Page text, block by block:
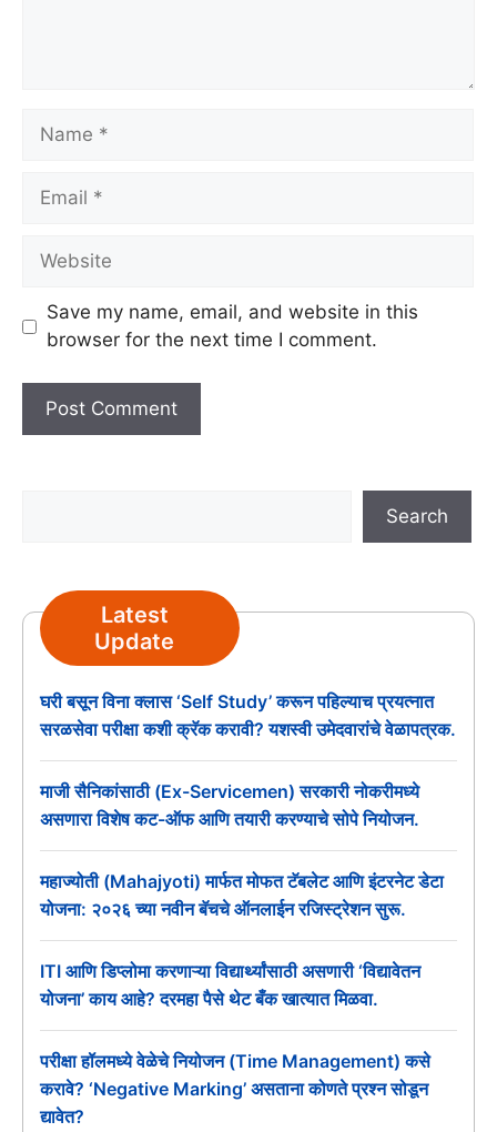
Name
Email
Website
Save my name, email, and website in this
browser for the next time I comment.
Search
Latest
Update
घरी बसून विना क्लास ‘Self Study’ करून पहिल्याच प्रयत्नात
सरळसेवा परीक्षा कशी क्रॅक करावी? यशस्वी उमेदवारांचे वेळापत्रक.
माजी सैनिकांसाठी (Ex-Servicemen) सरकारी नोकरीमध्ये
असणारा विशेष कट-ऑफ आणि तयारी करण्याचे सोपे नियोजन.
महाज्योती (Mahajyoti) मार्फत मोफत टॅबलेट आणि इंटरनेट डेटा
योजना: २०२६ च्या नवीन बॅचचे ऑनलाईन रजिस्ट्रेशन सुरू.
ITI आणि डिप्लोमा करणाऱ्या विद्यार्थ्यांसाठी असणारी ‘विद्यावेतन
योजना’ काय आहे? दरमहा पैसे थेट बँक खात्यात मिळवा.
परीक्षा हॉलमध्ये वेळेचे नियोजन (Time Management) कसे
करावे? ‘Negative Marking’ असताना कोणते प्रश्न सोडून
द्यावेत?